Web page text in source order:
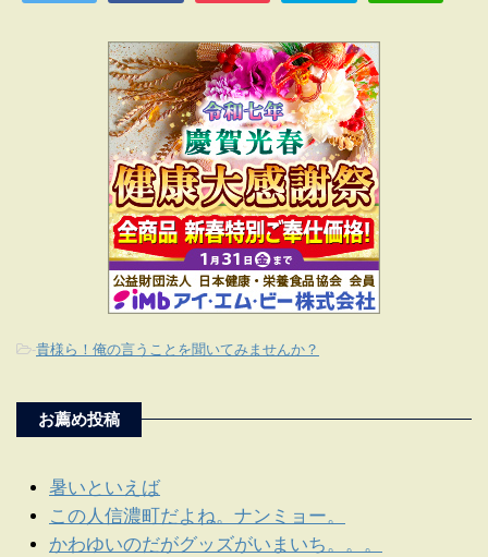
-貴様ら！俺の言うことを聞いてみませんか？
お薦め投稿
暑いといえば
この人信濃町だよね。ナンミョー。
かわゆいのだがグッズがいまいち。。。